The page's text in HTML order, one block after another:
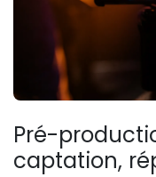
Pré-
captation,